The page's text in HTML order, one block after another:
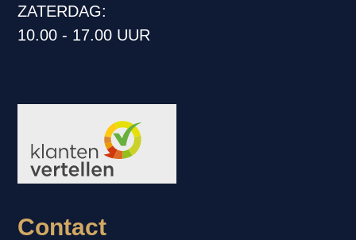
ZATERDAG:
10.00 - 17.00 UUR
Contact